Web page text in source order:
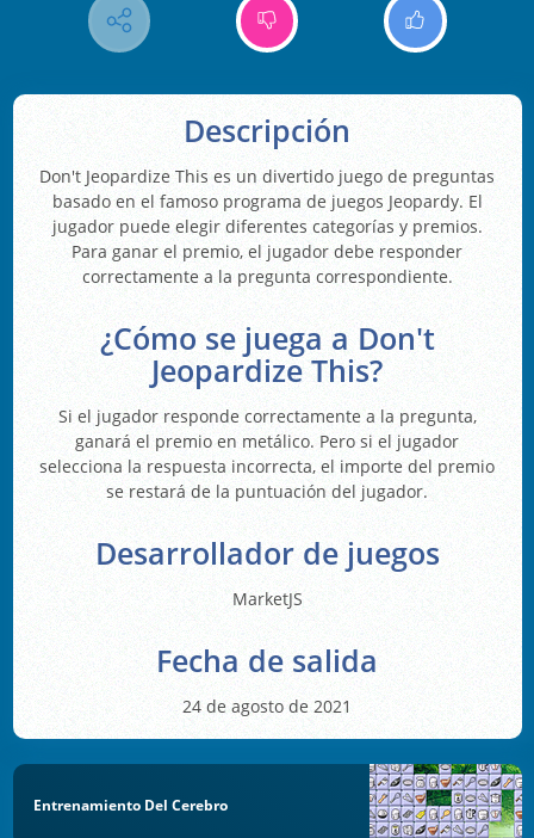
Descripción
Don't Jeopardize This es un divertido juego de preguntas
basado en el famoso programa de juegos Jeopardy. El
jugador puede elegir diferentes categorías y premios.
Para ganar el premio, el jugador debe responder
correctamente a la pregunta correspondiente.
¿Cómo se juega a Don't
Jeopardize This?
Si el jugador responde correctamente a la pregunta,
ganará el premio en metálico. Pero si el jugador
selecciona la respuesta incorrecta, el importe del premio
se restará de la puntuación del jugador.
Desarrollador de juegos
MarketJS
Fecha de salida
24 de agosto de 2021
Entrenamiento Del Cerebro